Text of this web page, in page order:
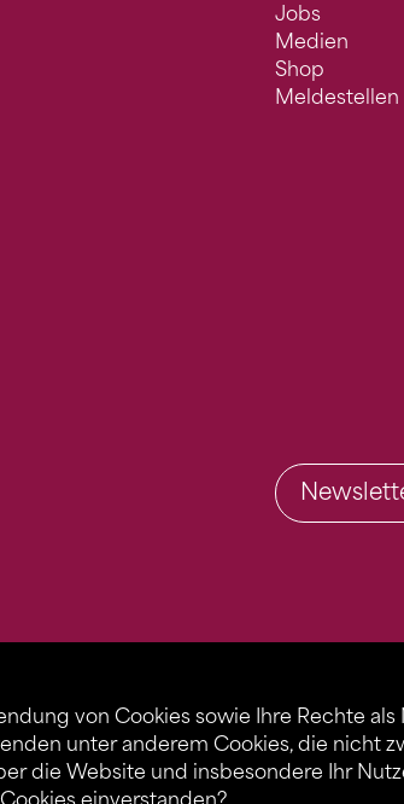
von Cookies sowie Ihre Rechte als
unter anderem Cookies, die nicht
die Website und insbesondere Ihr
Jobs
Medien
Shop
Meldestellen